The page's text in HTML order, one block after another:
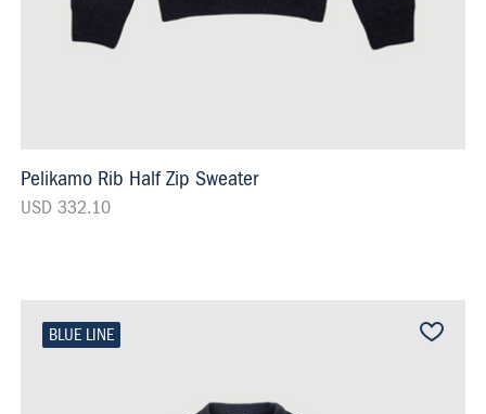
Pelikamo Rib Half Zip Sweater
USD 332.10
BLUE LINE